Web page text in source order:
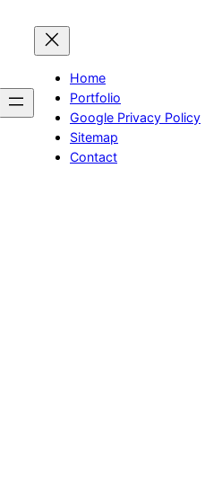
Home
Portfolio
Google Privacy Policy
Sitemap
Contact